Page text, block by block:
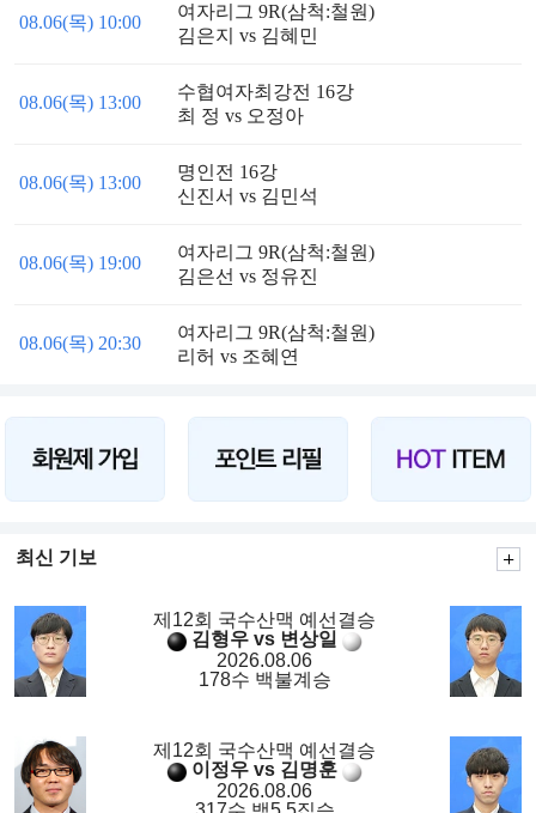
08.06(목) 10:00
여자리그 9R(삼척:철원)
김은지 vs 김혜민
08.06(목) 13:00
수협여자최강전 16강
최 정 vs 오정아
08.06(목) 13:00
명인전 16강
신진서 vs 김민석
08.06(목) 19:00
여자리그 9R(삼척:철원)
김은선 vs 정유진
08.06(목) 20:30
여자리그 9R(삼척:철원)
리허 vs 조혜연
최신 기보
제12회 국수산맥 예선결승
김형우 vs 변상일
2026.08.06
178수 백불계승
제12회 국수산맥 예선결승
이정우 vs 김명훈
2026.08.06